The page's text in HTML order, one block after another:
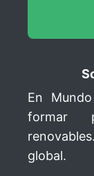
En
formar
global.